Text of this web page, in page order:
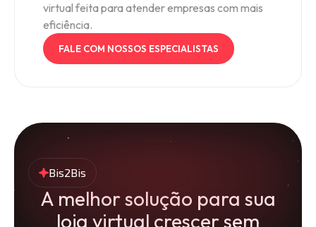
virtual feita para atender empresas com mais
eficiência.
FALE COM NOSSOS ESPECIALISTAS
Bis2Bis
A melhor solução para sua
loja virtual crescer sem